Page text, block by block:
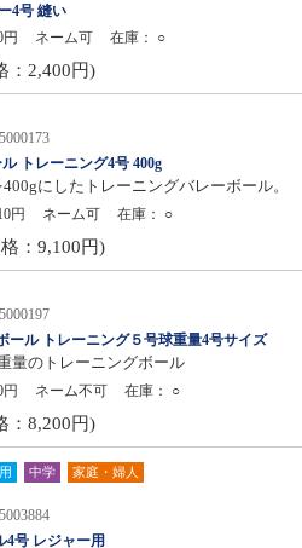
4号 縫い
ネーム可 在庫： ○
：2,400円)
トレーニング4号 400g
にしたトレーニングバレーボール。
円
ネーム可 在庫： ○
：9,100円)
ール トレーニング５号球重量4号サイズ
量のトレーニングボール
ネーム不可 在庫： ○
：8,200円)
中学 家庭・婦人
4号 レジャー用